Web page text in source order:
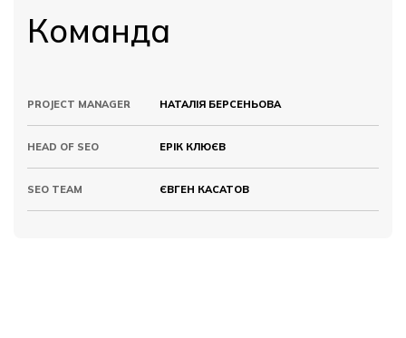
Команда
PROJECT MANAGER НАТАЛІЯ БЕРСЕНЬОВА
HEAD OF SEO ЕРІК КЛЮЄВ
SEO TEAM ЄВГЕН КАСАТОВ